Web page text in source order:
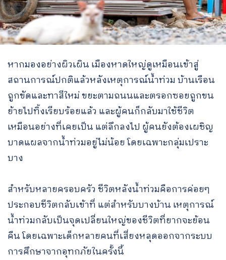
หากมองอย่างผิวเผิน เมืองหาดใหญ่ดูเหมือนเข้าสู่
สถานการณ์ปกติแล้วหลังเหตุการณ์น้ำท่วม บ้านเรือน
ถูกขัดและทาสีใหม่ ขยะตามถนนและตรอกซอยถูกขน
ย้ายไปทิ้งเรียบร้อยแล้ว และผู้คนก็กลับมาใช้ชีวิต
เหมือนอย่างที่เคยเป็น แต่ลึกลงไป ผู้คนยังต้องเผชิญ
บาดแผลจากน้ำท่วมอยู่ไม่น้อย โดยเฉพาะกลุ่มเปราะ
บาง
สำหรับหลายครอบครัว ชีวิตหลังน้ำท่วมคือการค่อยๆ
ประกอบชีวิตกลับเข้าที่ แต่สำหรับบางบ้าน เหตุการณ์
น้ำท่วมกลับเป็นจุดเปลี่ยนใหญ่ของชีวิตที่ยากจะย้อน
คืน โดยเฉพาะเด็กหลายคนที่เสี่ยงหลุดออกจากระบบ
การศึกษาจากอุทกภัยในครั้งนี้